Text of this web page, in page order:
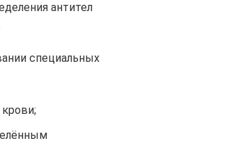
антител
специальных